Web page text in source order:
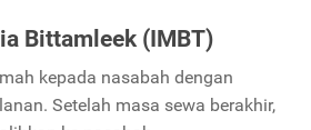
Bittamleek (IMBT)
kepada nasabah dengan
Setelah masa sewa berakhir,